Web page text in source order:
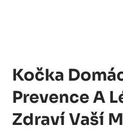
Kočka
Prevence A
Zdraví Vaší